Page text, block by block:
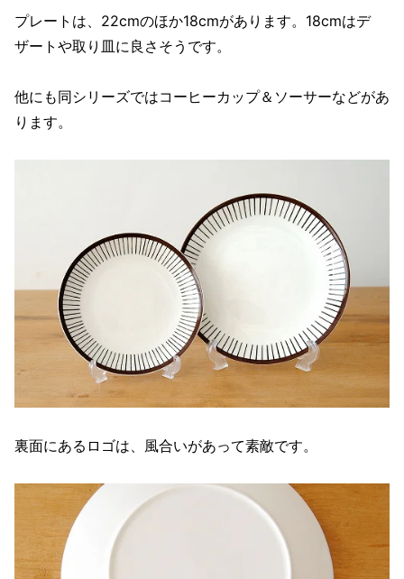
プレートは、22cmのほか18cmがあります。18cmはデ
ザートや取り皿に良さそうです。
他にも同シリーズではコーヒーカップ＆ソーサーなどがあ
ります。
裏面にあるロゴは、風合いがあって素敵です。